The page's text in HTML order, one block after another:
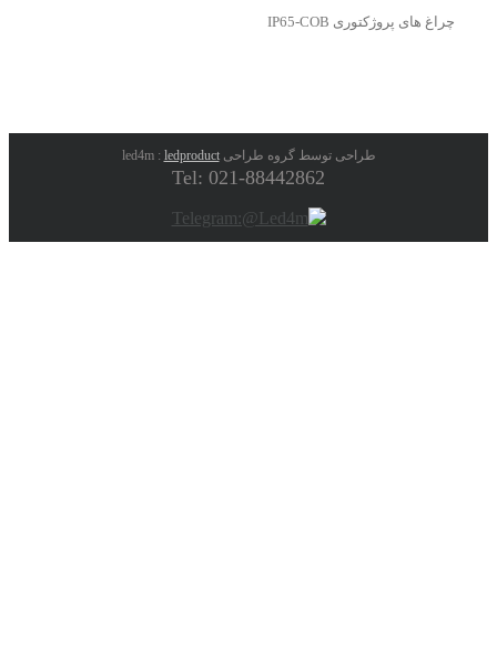
چراغ های پروژکتوری IP65-COB
طراحی توسط گروه طراحی led4m :ledproduct
Tel: 021-88442862